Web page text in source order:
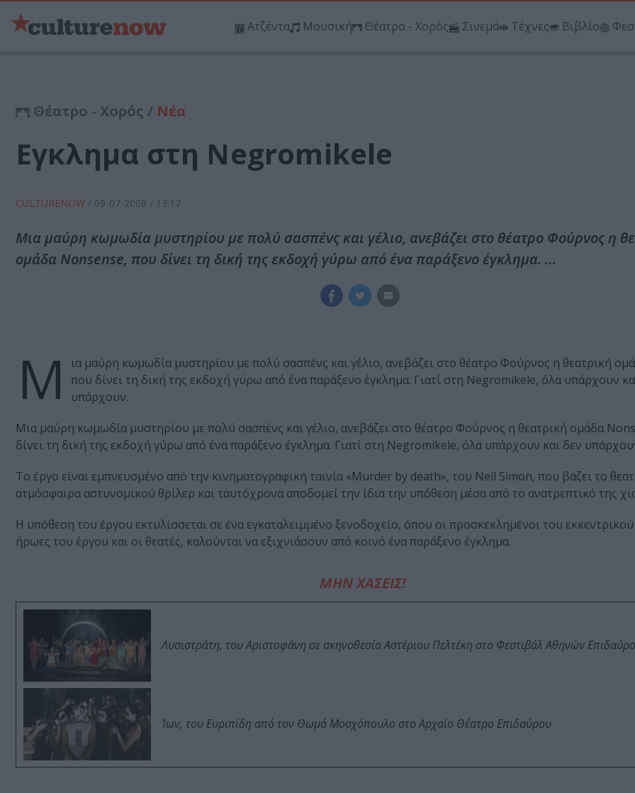
Ατζέντα Μουσική Θέατρο - Χορός Σινεμά Τέχνες Βιβλίο
Θέατρο - Χορός / Νέα
Eγκλημα στη Negromikele
CULTURENOW / 09-07-2008 / 13:17
Mια μαύρη κωμωδία μυστηρίου με πολύ σασπένς και γέλιο, ανεβάζει στο θέατρο Φούρνος η
ομάδα Nonsense, που δίνει τη δική της εκδοχή γύρω από ένα παράξενο έγκλημα. …
M
ια μαύρη κωμωδία μυστηρίου με πολύ σασπένς και γέλιο, ανεβάζει στο θέατρο Φούρνος η θεατρική
που δίνει τη δική της εκδοχή γύρω από ένα παράξενο έγκλημα. Γιατί στη Negromikele, όλα υπάρχουν
υπάρχουν.
Mια μαύρη κωμωδία μυστηρίου με πολύ σασπένς και γέλιο, ανεβάζει στο θέατρο Φούρνος η θεατρική ομάδα
δίνει τη δική της εκδοχή γύρω από ένα παράξενο έγκλημα. Γιατί στη Negromikele, όλα υπάρχουν και δεν
Το έργο είναι εμπνευσμένο από την κινηματογραφική ταινία «Murder by death», του Neil Simon, που βάζει το
ατμόσφαιρα αστυνομικού θρίλερ και ταυτόχρονα αποδομεί την ίδια την υπόθεση μέσα από το ανατρεπτικό της
Η υπόθεση του έργου εκτυλίσσεται σε ένα εγκαταλειμμένο ξενοδοχείο, όπου οι προσκεκλημένοι του εκκεντρικού
ήρωες του έργου και οι θεατές, καλούνται να εξιχνιάσουν από κοινό ένα παράξενο έγκλημα.
ΜΗΝ ΧΑΣΕΙΣ!
Λυσιστράτη, του Αριστοφάνη σε σκηνοθεσία Αστέριου Πελτέκη στο Φεστιβάλ Αθηνών
Ίων, του Ευριπίδη από τον Θωμά Μοσχόπουλο στο Αρχαίο Θέατρο Επιδαύρου